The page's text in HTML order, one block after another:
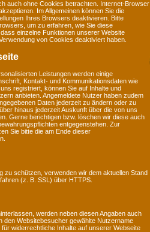
auch ohne Cookies betrachten. Internet-Browser
Im Allgemeinen können Sie die
Ihres Browsers deaktivieren. Bitte
um zu erfahren, wie Sie diese
einzelne Funktionen unserer Website
von Cookies deaktiviert haben.
Leistungen werden einige
Kontakt- und Kommunikationsdaten wie
registriert, können Sie auf Inhalte und
anbieten. Angemeldete Nutzer haben zudem
Daten jederzeit zu ändern oder zu
hinaus jederzeit Auskunft über die von uns
Gerne berichtigen bzw. löschen wir diese auch
entgegenstehen. Zur
Sie bitte die am Ende dieser
zu schützen, verwenden wir dem aktuellen Stand
(z. B. SSL) über HTTPS.
werden neben diesen Angaben auch
Websitebesucher gewählte Nutzername
widerrechtliche Inhalte auf unserer Webseite